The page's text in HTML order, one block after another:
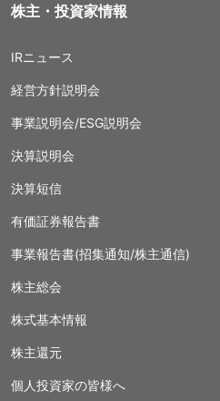
株主・投資家情報
IRニュース
経営方針説明会
事業説明会/ESG説明会
決算説明会
決算短信
有価証券報告書
事業報告書(招集通知/株主通信)
株主総会
株式基本情報
株主還元
個人投資家の皆様へ